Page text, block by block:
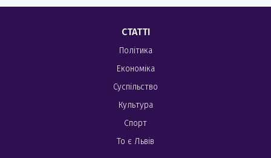
СТАТТІ
Політика
Економіка
Суспільство
Культура
Спорт
То є Львів